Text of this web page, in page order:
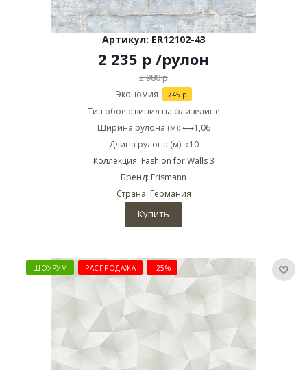
Артикул: ER12102-43
2 235 р /рулон
2 980р
Экономия 745 р
Тип обоев: винил на флизелине
Ширина рулона (м): ⟷1,06
Длина рулона (м): ↕10
Коллекция: Fashion for Walls 3
Бренд: Erismann
Страна: Германия
Купить
ШОУРУМ РАСПРОДАЖА -25%